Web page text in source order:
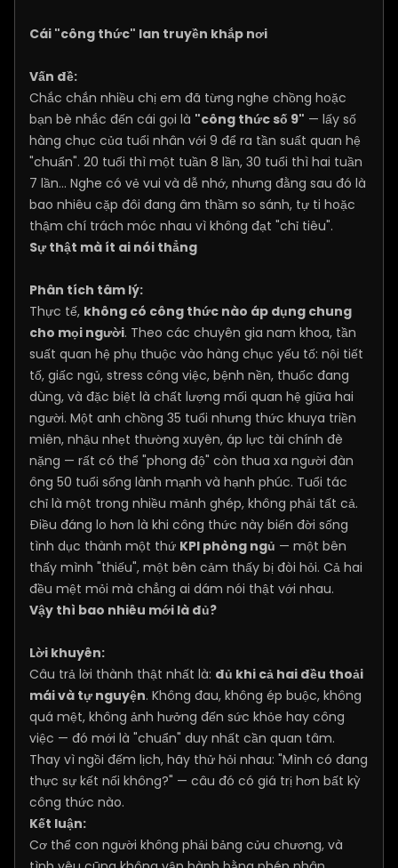
Cái "công thức" lan truyền khắp nơi
Vấn đề:
Chắc chắn nhiều chị em đã từng nghe chồng hoặc
bạn bè nhắc đến cái gọi là "công thức số 9" — lấy số
hàng chục của tuổi nhân với 9 để ra tần suất quan hệ
"chuẩn". 20 tuổi thì một tuần 8 lần, 30 tuổi thì hai tuần
7 lần... Nghe có vẻ vui và dễ nhớ, nhưng đằng sau đó là
bao nhiêu cặp đôi đang âm thầm so sánh, tự ti hoặc
thậm chí trách móc nhau vì không đạt "chỉ tiêu".
Sự thật mà ít ai nói thẳng
Phân tích tâm lý:
Thực tế, không có công thức nào áp dụng chung
cho mọi người. Theo các chuyên gia nam khoa, tần
suất quan hệ phụ thuộc vào hàng chục yếu tố: nội tiết
tố, giấc ngủ, stress công việc, bệnh nền, thuốc đang
dùng, và đặc biệt là chất lượng mối quan hệ giữa hai
người. Một anh chồng 35 tuổi nhưng thức khuya triền
miên, nhậu nhẹt thường xuyên, áp lực tài chính đè
nặng — rất có thể "phong độ" còn thua xa người đàn
ông 50 tuổi sống lành mạnh và hạnh phúc. Tuổi tác
chỉ là một trong nhiều mảnh ghép, không phải tất cả.
Điều đáng lo hơn là khi công thức này biến đời sống
tình dục thành một thứ KPI phòng ngủ — một bên
thấy mình "thiếu", một bên cảm thấy bị đòi hỏi. Cả hai
đều mệt mỏi mà chẳng ai dám nói thật với nhau.
Vậy thì bao nhiêu mới là đủ?
Lời khuyên:
Câu trả lời thành thật nhất là: đủ khi cả hai đều thoải
mái và tự nguyện. Không đau, không ép buộc, không
quá mệt, không ảnh hưởng đến sức khỏe hay công
việc — đó mới là "chuẩn" duy nhất cần quan tâm.
Thay vì ngồi đếm lịch, hãy thử hỏi nhau: "Mình có đang
thực sự kết nối không?" — câu đó có giá trị hơn bất kỳ
công thức nào.
Kết luận:
Cơ thể con người không phải bảng cửu chương, và